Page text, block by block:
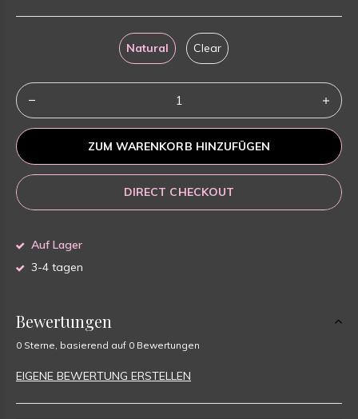
Natural Clear
ZUM WARENKORB HINZUFÜGEN
DIRECT CHECKOUT
Auf Lager
3-4 tagen
Bewertungen
0 Sterne, basierend auf 0 Bewertungen
EIGENE BEWERTUNG ERSTELLEN